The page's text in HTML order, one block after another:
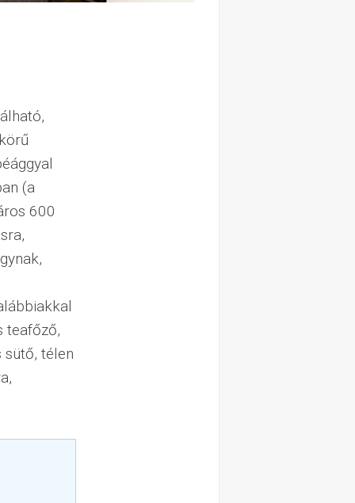
(a
600
teafőző,
sütő, télen